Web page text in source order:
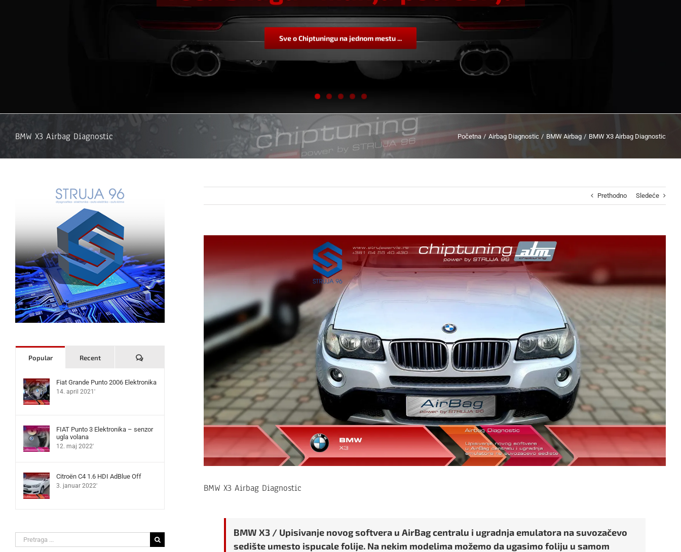
Sve o Chiptuningu na jednom mestu ...
BMW X3 Airbag Diagnostic Početna Airbag Diagnostic BMW Airbag BMW X3 Airbag Diagnostic
Prethodno Sledeće
BMW X3 Airbag Diagnostic
BMW X3 / Upisivanje novog softvera u AirBag centralu i ugradnja emulatora na suvozačevo
sedište umesto ispucale folije. Na nekim modelima možemo da ugasimo foliju u samom
Popular Recent Komentari
Fiat Grande Punto 2006 Elektronika
14. april 2021'
FIAT Punto 3 Elektronika – senzor
ugla volana
12. maj 2022'
Citroën C4 1.6 HDI AdBlue Off
3. januar 2022'
Search
for: